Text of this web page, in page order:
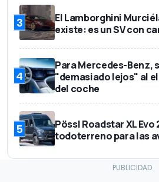
3
El Lamborghini
existe: es un SV con
4
Para Mercedes-Benz,
"demasiado lejos" al
del coche
5
Pössl Roadstar XL
todoterreno para las